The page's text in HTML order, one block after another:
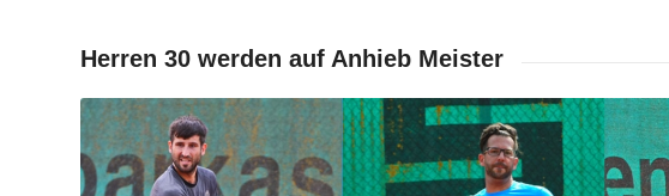
Herren 30 werden auf Anhieb Meister